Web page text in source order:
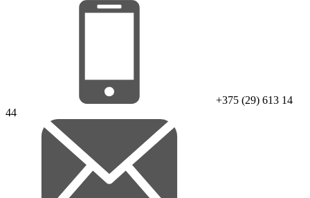
+375 (29) 613 14
44